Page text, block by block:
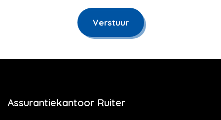
Verstuur
Assurantiekantoor Ruiter